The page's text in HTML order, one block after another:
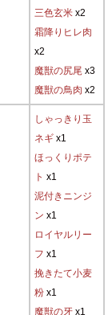
三色玄米x2
霜降りヒレ肉
x2
魔獣の尻尾x3
魔獣の鳥肉 x2
しゃっきり玉
ネギx1
ほっくりポテ
ト x1
泥付きニンジ
ン x1
ロイヤルリー
フ x1
挽きたて小麦
粉x1
魔獣の牙x1